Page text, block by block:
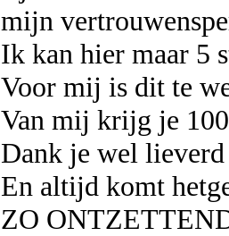
mijn
Ik kan hier maar 5
Voor mij is dit te
Van mij krijg je
Dank je wel
En altijd komt
ZO